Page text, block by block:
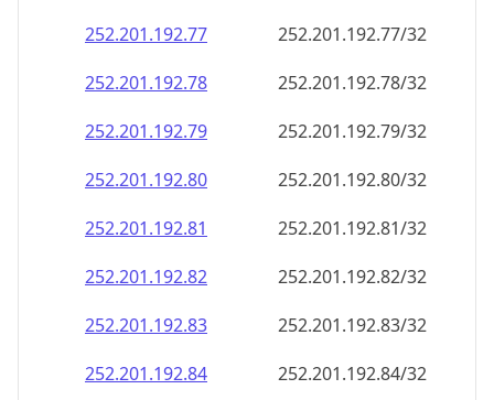
252.201.192.77
252.201.192.77/32
252.201.192.78
252.201.192.78/32
252.201.192.79
252.201.192.79/32
252.201.192.80
252.201.192.80/32
252.201.192.81
252.201.192.81/32
252.201.192.82
252.201.192.82/32
252.201.192.83
252.201.192.83/32
252.201.192.84
252.201.192.84/32